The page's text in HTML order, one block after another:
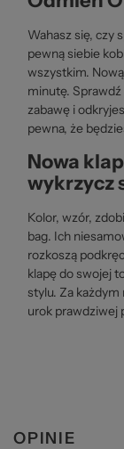
Wahasz się, czy
pewną siebie
wszystkim.
minutę. Sprawdź
zabawę i
pewna, że
Nowa
wykrzycz
Kolor, wzór,
bag. Ich
rozkoszą
klapę do swojej
stylu. Za każdym
urok prawdziwej
OPINIE